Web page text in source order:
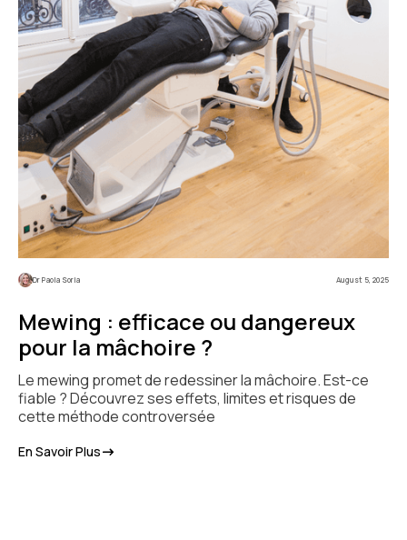
Dr Paola Soria August 5, 2025
Mewing : efficace ou dangereux
pour la mâchoire ?
Le mewing promet de redessiner la mâchoire. Est-ce
fiable ? Découvrez ses effets, limites et risques de
cette méthode controversée
En Savoir Plus